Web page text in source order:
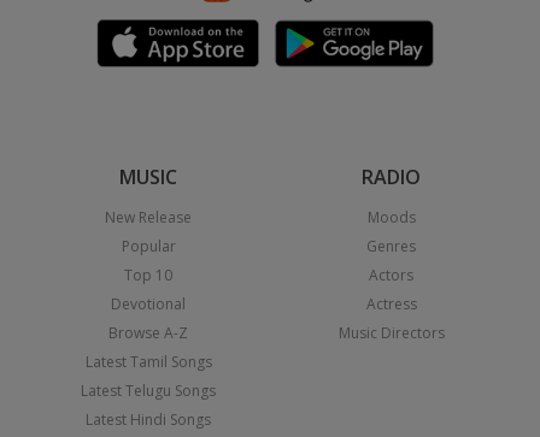
MUSIC
New Release
Popular
Top 10
Devotional
Browse A-Z
Latest Tamil Songs
Latest Telugu Songs
Latest Hindi Songs
RADIO
Moods
Genres
Actors
Actress
Music Directors